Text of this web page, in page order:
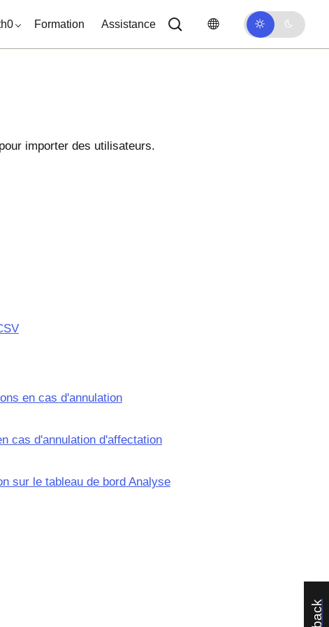
Formation Assistance
importer des utilisateurs.
en cas d'annulation
cas d'annulation d'affectation
sur le tableau de bord Analyse